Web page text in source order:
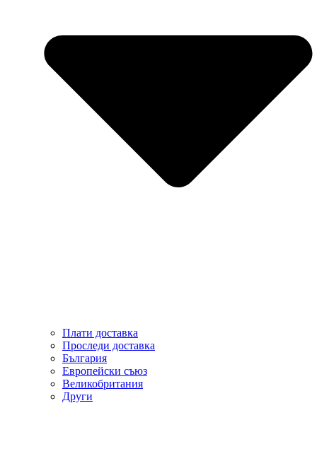
Плати доставка
Проследи доставка
България
Европейски съюз
Великобритания
Други